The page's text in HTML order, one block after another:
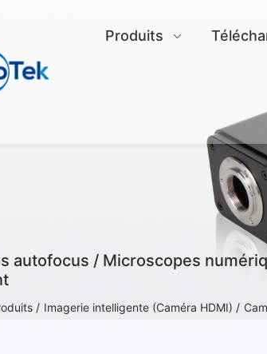
Produits
autofocus / Microscopes
/ Imagerie intelligente (Caméra HDMI) /